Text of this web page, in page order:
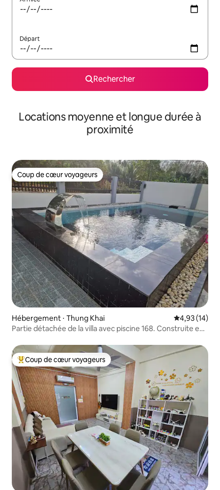
Départ
Rechercher
Locations moyenne et longue durée à
proximité
Coup de cœur voyageurs
Coup de cœur voyageurs
Hébergement ⋅ Thung Khai Évaluation
4,93 (14)
Partie détachée de la villa avec piscine 168. Construite en
Coups de cœur voyageurs les plus appréciés
Coup de cœur voyageurs